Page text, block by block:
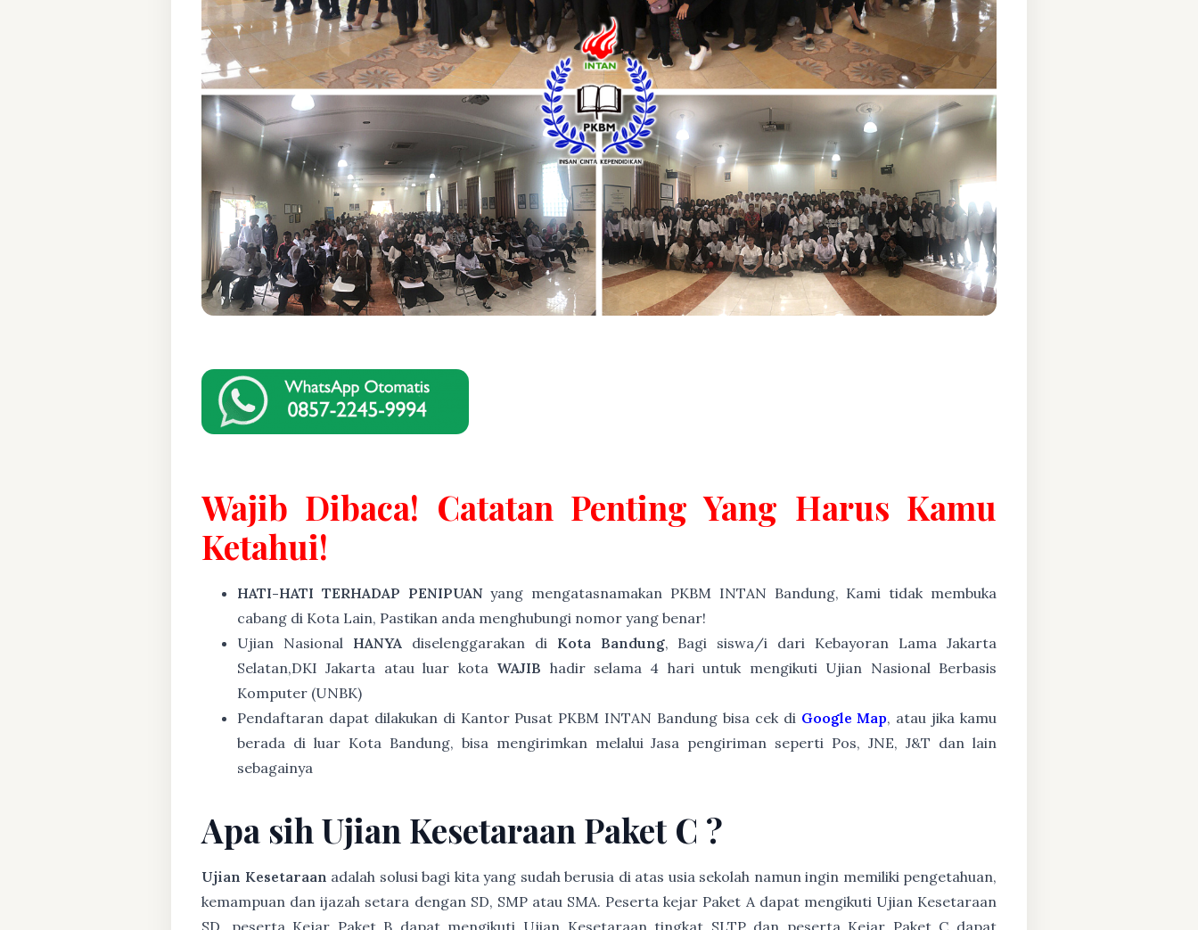
Wajib Dibaca! Catatan Penting Yang Harus Kamu
Ketahui!
HATI-HATI TERHADAP PENIPUANyang mengatasnamakan PKBM INTAN Bandung, Kami tidak membuka
cabang di Kota Lain, Pastikan anda menghubungi nomor yang benar!
Ujian Nasional HANYA diselenggarakan di Kota Bandung, Bagi siswa/i dari Kebayoran Lama Jakarta
Selatan,DKI Jakarta atau luar kota WAJIB hadir selama 4 hari untuk mengikuti Ujian Nasional Berbasis
Komputer (UNBK)
Pendaftaran dapat dilakukan di Kantor Pusat PKBM INTAN Bandung bisa cek di Google Map, atau jika kamu
berada di luar Kota Bandung, bisa mengirimkan melalui Jasa pengiriman seperti Pos, JNE, J&T dan lain
sebagainya
Apa sih Ujian Kesetaraan Paket C ?
Ujian Kesetaraan adalah solusi bagi kita yang sudah berusia di atas usia sekolah namun ingin memiliki pengetahuan,
kemampuan dan ijazah setara dengan SD, SMP atau SMA. Peserta kejar Paket A dapat mengikuti Ujian Kesetaraan
SD, peserta Kejar Paket B dapat mengikuti Ujian Kesetaraan tingkat SLTP dan peserta Kejar Paket C dapat